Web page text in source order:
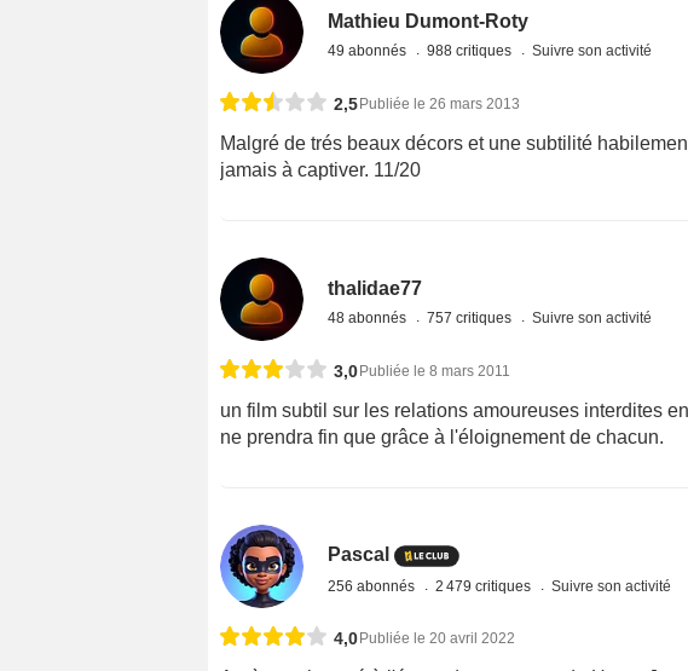
Mathieu Dumont-Roty
49 abonnés 988 critiques Suivre son activité
2,5Publiée le 26 mars 2013
Malgré de trés beaux décors et une subtilité
jamais à captiver. 11/20
thalidae77
48 abonnés 757 critiques Suivre son activité
3,0Publiée le 8 mars 2011
un film subtil sur les relations amoureuses interdites
ne prendra fin que grâce à l'éloignement de chacun.
Pascal
256 abonnés 2 479 critiques Suivre son activité
4,0Publiée le 20 avril 2022